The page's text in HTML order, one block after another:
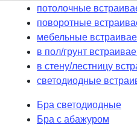
потолочные
поворотные
мебельные
в пол/грунт
в стену/лестницу
светодиодные
Бра светодиодные
Бра с абажуром